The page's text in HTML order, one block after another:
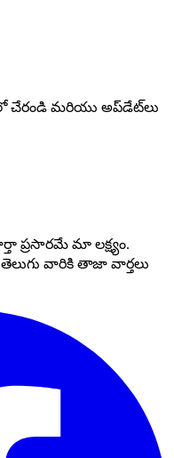
మరియు అప్‌డేట్‌లు
ప్రసారమే మా లక్ష్యం.
తెలుగు వారికి తాజా వార్తలు